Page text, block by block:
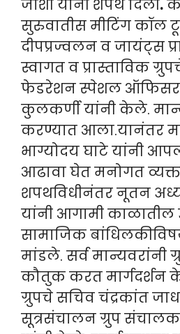
जोशी यांनी शपथ दिली.
सुरुवातीस मीटिंग कॉल टू
दीपप्रज्वलन व जायंट्स
स्वागत व प्रास्ताविक
फेडरेशन स्पेशल ऑफिसर
कुलकर्णी यांनी केले.
करण्यात आला.यानंतर
भाग्योदय घाटे यांनी
आढावा घेत मनोगत
शपथविधीनंतर नूतन
यांनी आगामी काळातील
सामाजिक
मांडले. सर्व मान्यवरांनी
कौतुक करत मार्गदर्शन
ग्रुपचे सचिव चंद्रकांत
सूत्रसंचालन ग्रुप